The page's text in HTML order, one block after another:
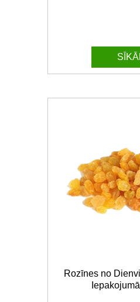
Rozīnes no